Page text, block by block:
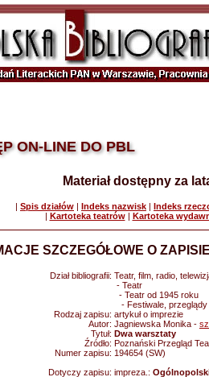
ON-LINE DO PBL
Materiał dostępny za
| Spis działów | Indeks nazwisk | Indeks
| Kartoteka teatrów| Kartoteka
SZCZEGÓŁOWE O ZAPISIE
Dział bibliografii: Teatr, film, radio,
- Teatr
- Teatr od 1945 roku
- Festiwale, przeglądy
Rodzaj zapisu: artykuł o imprezie
Autor: Jagniewska Monika -
Tytuł: Dwa warsztaty
Źródło: Poznański Przegląd
Numer zapisu: 194654 (SW)
Dotyczy zapisu: impreza.: